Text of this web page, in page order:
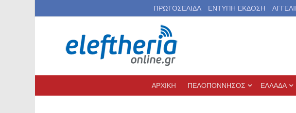
ΠΡΩΤΟΣΕΛΙΔΑ ΕΝΤΥΠΗ ΕΚΔΟΣΗ
ΑΡΧΙΚΗ ΠΕΛΟΠΟΝΝΗΣΟΣ ΕΛΛΑΔΑ